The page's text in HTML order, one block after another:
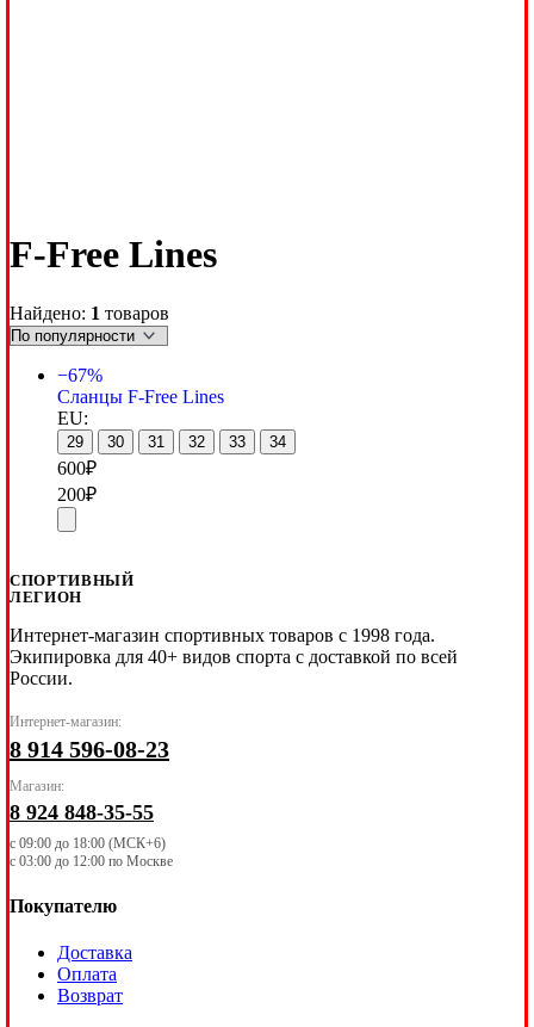
F-Free Lines
Найдено: 1 товаров
−67%
Сланцы F-Free Lines
EU:
29 30 31 32 33 34
600₽
200₽
СПОРТИВНЫЙ
ЛЕГИОН
Интернет-магазин спортивных товаров с 1998 года.
Экипировка для 40+ видов спорта с доставкой по всей
России.
Интернет-магазин:
8 914 596-08-23
Магазин:
8 924 848-35-55
с 09:00 до 18:00 (МСК+6)
с 03:00 до 12:00 по Москве
Покупателю
Доставка
Оплата
Возврат